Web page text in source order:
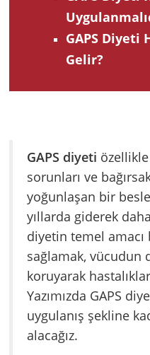
GAPS Diyeti
Gelir?
GAPS diyeti
sorunları ve
yoğunlaşan bir
yıllarda giderek
diyetin temel amacı
sağlamak, vücudun
koruyarak
Yazımızda GAPS
uygulanış şekline
alacağız.